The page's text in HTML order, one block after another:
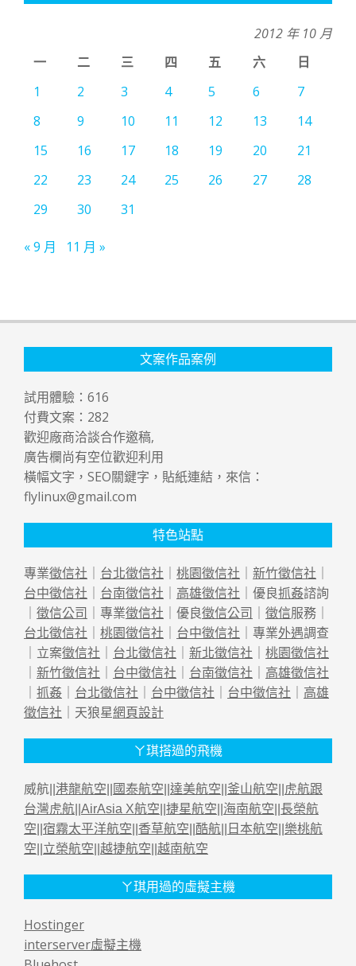
2012 年 10 月
一
二 三 四 五 六
日
1
2 3 4 5 6
7
8
9 10 11 12 13
14
15
16 17 18 19 20
21
22
23 24 25 26 27
28
29
30 31
« 9 月 11 月 »
文案作品案例
試用體驗： 616
付費文案： 282
歡迎廠商洽談合作邀稿,
廣告欄尚有空位歡迎利用
橫幅文字，SEO關鍵字，貼紙連結，來信：
flylinux@gmail.com
特色站點
專業徵信社 ｜ 台北徵信社 ｜ 桃園徵信社 ｜ 新竹徵信社 ｜
台中徵信社 ｜ 台南徵信社 ｜ 高雄徵信社 ｜優良抓姦諮詢
｜ 徵信公司 ｜專業徵信社 ｜優良徵信公司 ｜ 徵信服務｜
台北徵信社 ｜ 桃園徵信社 ｜ 台中徵信社 ｜專業外遇調查
｜立案徵信社 ｜ 台北徵信社 ｜ 新北徵信社 ｜ 桃園徵信社
｜ 新竹徵信社 ｜ 台中徵信社 ｜ 台南徵信社 ｜ 高雄徵信社
｜ 抓姦 ｜ 台北徵信社 ｜ 台中徵信社 ｜ 台中徵信社 ｜ 高雄
徵信社 ｜天狼星網頁設計
ㄚ琪搭過的飛機
威航|| 港龍航空 國泰航空 達美航空 釜山航空
虎航跟
台灣虎航 AirAsia X航空 捷星航空 海南航空 長榮航
空 宿霧太平洋航空 香草航空 酷航 日本航空 樂桃航
空 立榮航空 越捷航空 越南航空
ㄚ琪用過的虛擬主機
Hostinger
interserver虛擬主機